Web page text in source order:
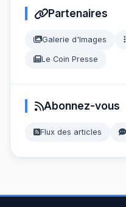
Partenaires
Galerie d'Images
Le Coin Presse
Abonnez-vous
Flux des articles